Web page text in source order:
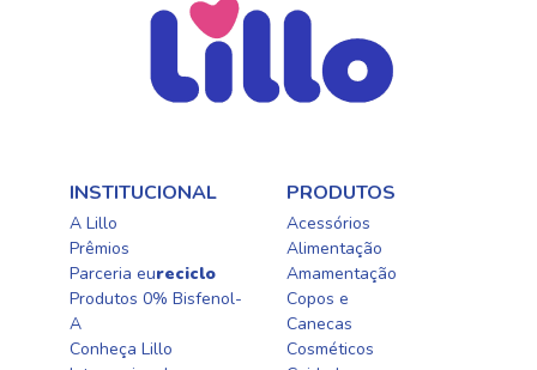
INSTITUCIONAL
A Lillo
Prêmios
Parceria eureciclo
Produtos 0% Bisfenol-
A
Conheça Lillo
PRODUTOS
Acessórios
Alimentação
Amamentação
Copos e
Canecas
Cosméticos